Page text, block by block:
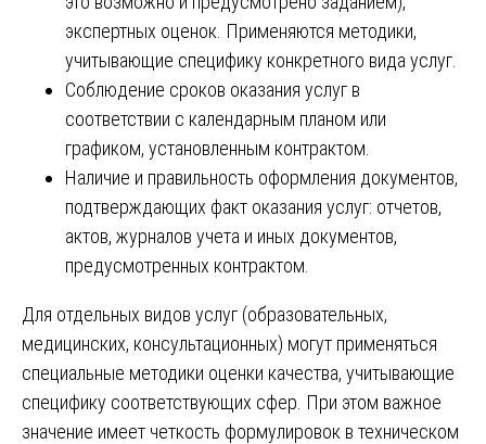
экспертных оценок. Применяются методики,
учитывающие специфику конкретного вида услуг.
Соблюдение сроков оказания услуг в
соответствии с календарным планом или
графиком, установленным контрактом.
Наличие и правильность оформления документов,
подтверждающих факт оказания услуг: отчетов,
актов, журналов учета и иных документов,
предусмотренных контрактом.
Для отдельных видов услуг (образовательных,
медицинских, консультационных) могут применяться
специальные методики оценки качества, учитывающие
специфику соответствующих сфер. При этом важное
значение имеет четкость формулировок в техническом